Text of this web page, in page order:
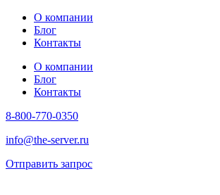
О компании
Блог
Контакты
О компании
Блог
Контакты
8-800-770-0350
info@the-server.ru
Отправить запрос